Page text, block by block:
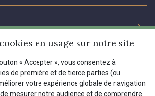
Belgique, International
en usage sur notre site
« Accepter », vous consentez à
de première et de tierce parties (ou
votre expérience globale de navigation
mesurer notre audience et de comprendre